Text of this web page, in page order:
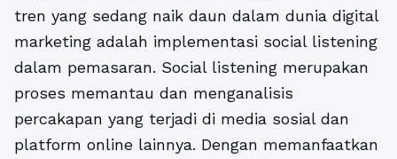
tren yang sedang naik daun dalam dunia digital
marketing adalah implementasi social listening
dalam pemasaran. Social listening merupakan
proses memantau dan menganalisis
percakapan yang terjadi di media sosial dan
platform online lainnya. Dengan memanfaatkan